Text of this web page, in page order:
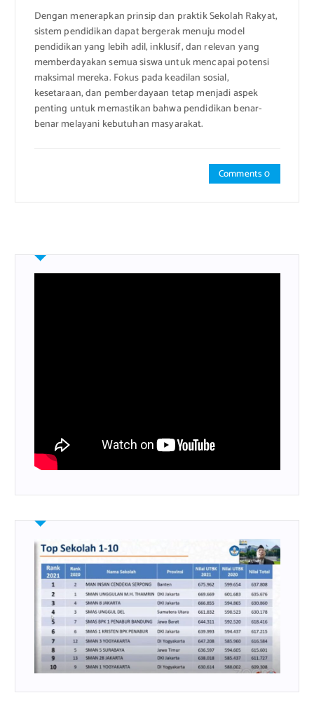
Dengan menerapkan prinsip dan praktik Sekolah Rakyat,
sistem pendidikan dapat bergerak menuju model
pendidikan yang lebih adil, inklusif, dan relevan yang
memberdayakan semua siswa untuk mencapai potensi
maksimal mereka. Fokus pada keadilan sosial,
kesetaraan, dan pemberdayaan tetap menjadi aspek
penting untuk memastikan bahwa pendidikan benar-
benar melayani kebutuhan masyarakat.
Comments 0